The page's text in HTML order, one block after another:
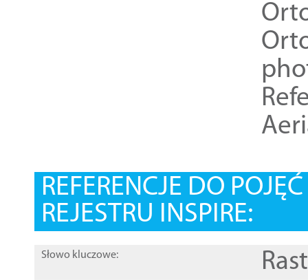
REFERENCJE DO
REJESTRU INSPIRE:
Słowo kluczowe: